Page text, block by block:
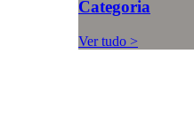
Categoria
Ver tudo >